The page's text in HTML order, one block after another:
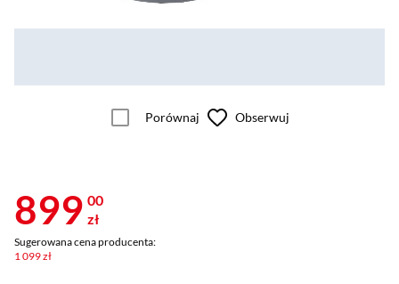
Porównaj Obserwuj
899 00
zł
Sugerowana cena producenta:
1 099 zł